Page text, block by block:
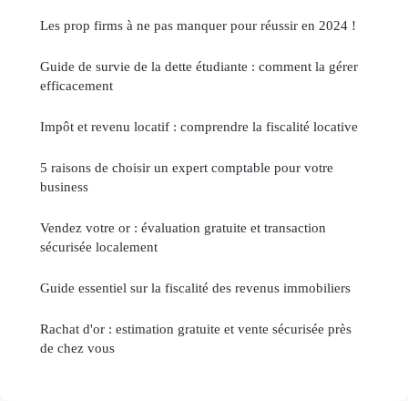
Les prop firms à ne pas manquer pour réussir en 2024 !
Guide de survie de la dette étudiante : comment la gérer
efficacement
Impôt et revenu locatif : comprendre la fiscalité locative
5 raisons de choisir un expert comptable pour votre
business
Vendez votre or : évaluation gratuite et transaction
sécurisée localement
Guide essentiel sur la fiscalité des revenus immobiliers
Rachat d'or : estimation gratuite et vente sécurisée près
de chez vous